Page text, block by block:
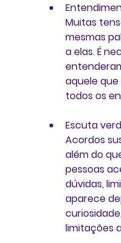
Muitas
mesmas
a elas. É
aquele
todos os
Escuta
Acordos
além do
pessoas
dúvidas,
aparece
limitações